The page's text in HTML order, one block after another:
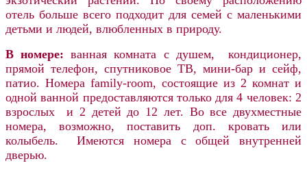
отель больше всего подходит для семей с маленькими
детьми и людей, влюбленных в природу.
В номере:ванная комната с душем, кондиционер,
прямой телефон, спутниковое ТВ, мини-бар и сейф,
патио. Номера family-room, состоящие из 2 комнат и
одной ванной предоставляются только для 4 человек: 2
взрослых и 2 детей до 12 лет. Во все двухместные
номера, возможно, поставить доп. кровать или
колыбель. Имеются номера с общей внутренней
дверью.